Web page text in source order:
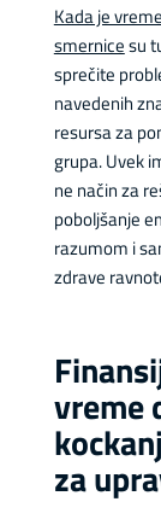
Kada je
smernicesu
sprečite
navedenih
resursa za
grupa. Uvek
ne način za
poboljšanje
razumom i
zdrave
vreme
za